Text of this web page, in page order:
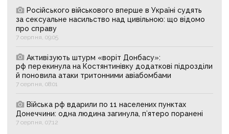
Російського військового вперше в Україні судять
за сексуальне насильство над цивільною: що відомо
про справу
7 серпня, 09:05
Активізують штурм «воріт Донбасу»:
рф перекинула на Костянтинівку додаткові підрозділи
й поновила атаки тритонними авіабомбами
7 серпня, 08:01
Війська рф вдарили по 11 населених пунктах
Донеччини: одна людина загинула, п’ятеро поранені
7 серпня, 07:12